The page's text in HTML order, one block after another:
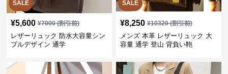
SALE
¥5,600 ¥7000(割引前)
レザーリュック 防水大容量シン
プルデザイン 通学
SALE
¥8,250 ¥10320(割引前)
メンズ 本革 レザーリュック 大
容量 通学 登山 背負い鞄